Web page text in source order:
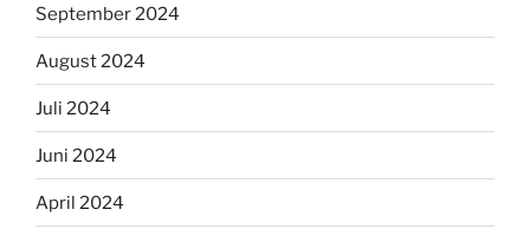
September 2024
August 2024
Juli 2024
Juni 2024
April 2024